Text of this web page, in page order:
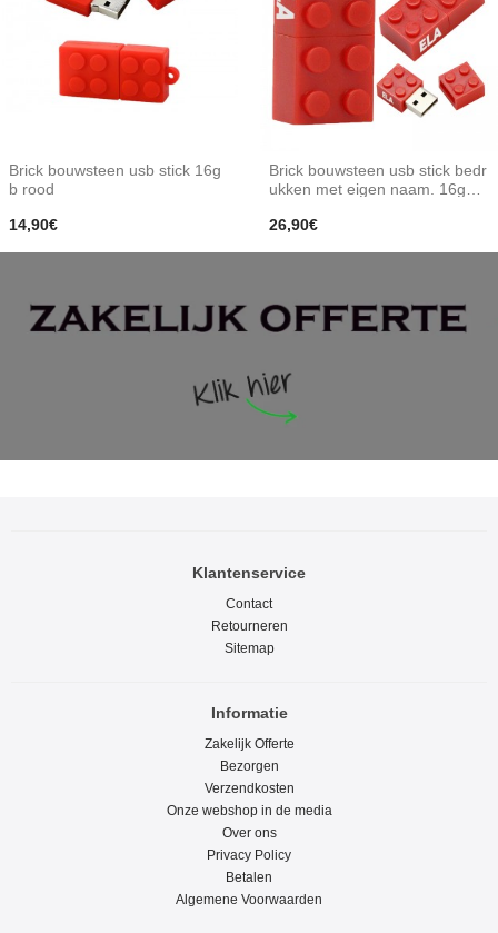
Brick bouwsteen usb stick 16g
b rood
14,90€
Brick bouwsteen usb stick bedr
ukken met eigen naam. 16gb r
26,90€
Klantenservice
Contact
Retourneren
Sitemap
Informatie
Zakelijk Offerte
Bezorgen
Verzendkosten
Onze webshop in de media
Over ons
Privacy Policy
Betalen
Algemene Voorwaarden